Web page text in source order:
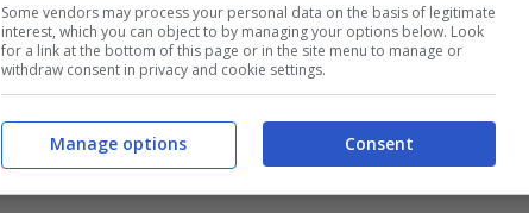
Lazza, Geolier & Shiva – FRIEND:
audio e testo della nuova canzone
18 Luglio 2020
Some vendors may process your personal data on the basis of legitimate
interest, which you can object to by managing your options below. Look
for a link at the bottom of this page or in the site menu to manage or
withdraw consent in privacy and cookie settings.
Consent
Manage options